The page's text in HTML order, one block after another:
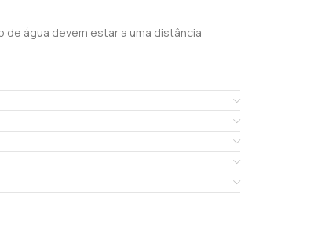
água devem estar a uma distância